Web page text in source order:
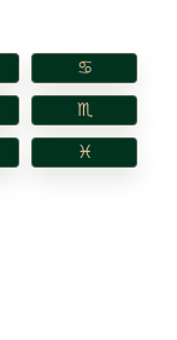
♋︎
♏︎
♓︎